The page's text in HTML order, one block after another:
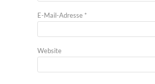
E-Mail-Adresse *
Website